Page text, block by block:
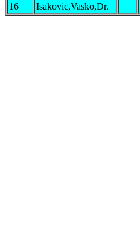
16
Isakovic,Vasko,Dr.